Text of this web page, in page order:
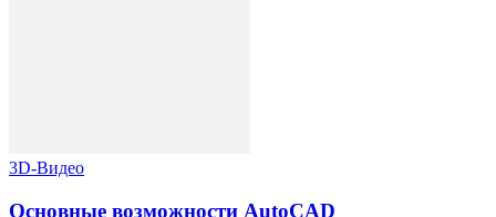
3D-Видео
Основные возможности AutoCAD